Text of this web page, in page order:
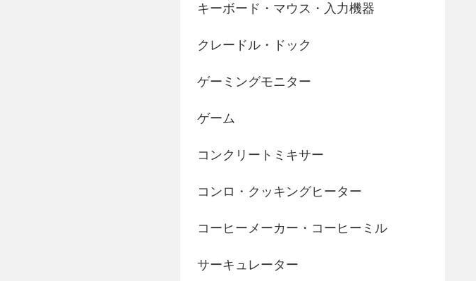
キーボード・マウス・入力機器
クレードル・ドック
ゲーミングモニター
ゲーム
コンクリートミキサー
コンロ・クッキングヒーター
コーヒーメーカー・コーヒーミル
サーキュレーター